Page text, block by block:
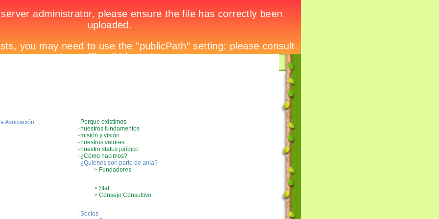
Asociación.............................- Porque existimos
-nuestros fundamentos
-misión y visión
-nuestros valores
-nuestro status jurídico
-¿Cómo nacimos?
-¿Quienes son parte de ania?
> Fundadores
> Staff
> Consejo Consultivo
-Socios